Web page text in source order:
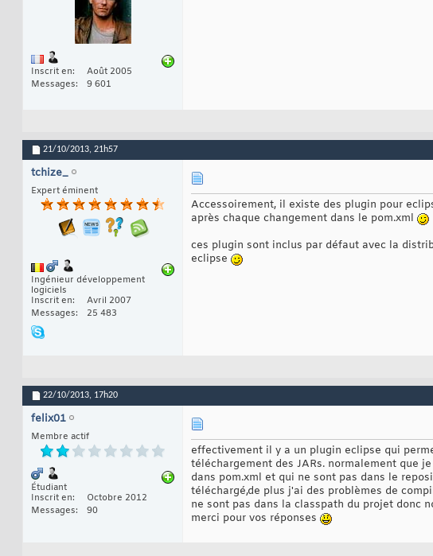
Inscrit en
Août 2005
Messages
9 601
21/10/2013, 21h57
tchize_
Expert éminent
Ingénieur développement
logiciels
Inscrit en
Avril 2007
Messages
25 483
Accessoirement, il existe des plugin pour
après chaque changement dans le pom.xml
ces plugin sont inclus par défaut avec la
eclipse
22/10/2013, 17h20
felix01
Membre actif
Étudiant
Inscrit en
Octobre 2012
Messages
90
effectivement il y a un plugin eclipse qui
téléchargement des JARs. normalement que
dans pom.xml et qui ne sont pas dans le
téléchargé,de plus j'ai des problèmes de
ne sont pas dans la classpath du projet donc
merci pour vos réponses